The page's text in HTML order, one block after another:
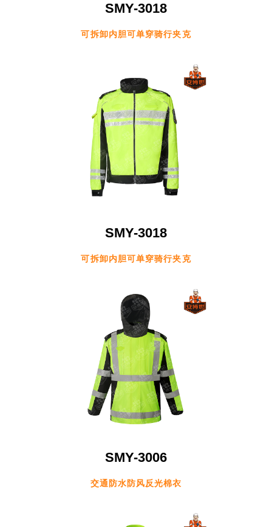
SMY-3018
可拆卸内胆可单穿骑行夹克
SMY-3018
可拆卸内胆可单穿骑行夹克
SMY-3006
交通防水防风反光棉衣